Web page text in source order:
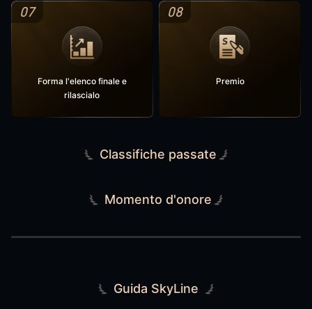
07
Forma l'elenco finale e
rilascialo
08
Premio
Classifiche passate
Momento d'onore
Guida SkyLine